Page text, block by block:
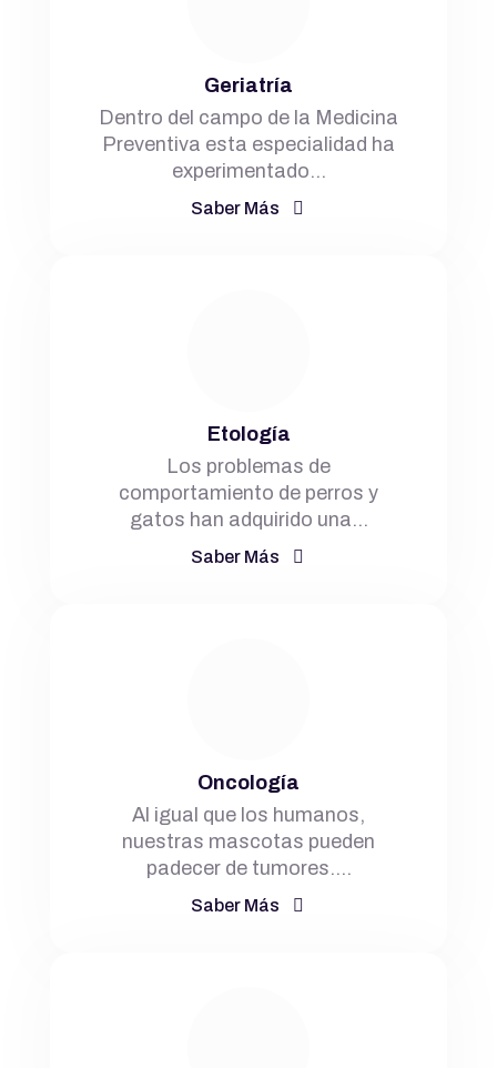
Geriatría
Dentro del campo de la Medicina
Preventiva esta especialidad ha
experimentado…
Saber Más
Etología
Los problemas de
comportamiento de perros y
gatos han adquirido una…
Saber Más
Oncología
Al igual que los humanos,
nuestras mascotas pueden
padecer de tumores.…
Saber Más